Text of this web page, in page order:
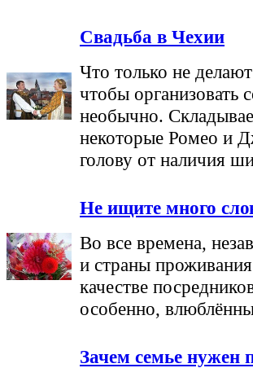
Свадьба в Чехии
Что только не
чтобы организовать
необычно.
некоторые Ромео и
голову от наличия
Не ищите много
Во все времена,
и страны
качестве
особенно,
Зачем семье нужен